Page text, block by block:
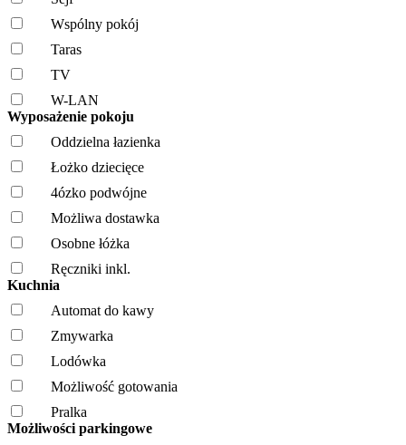
Wspólny pokój
Taras
TV
W-LAN
Wyposażenie pokoju
Oddzielna łazienka
Łożko dziecięce
4ózko podwójne
Możliwa dostawka
Osobne łóżka
Ręczniki inkl.
Kuchnia
Automat do kawy
Zmywarka
Lodówka
Możliwość gotowania
Pralka
Możliwości parkingowe